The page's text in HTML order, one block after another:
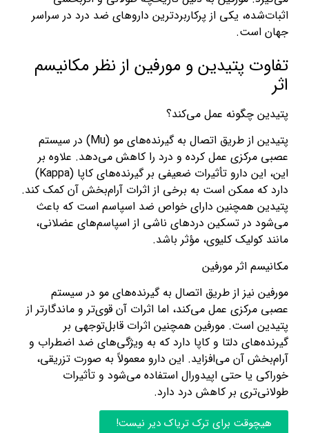
اثبات‌شده، یکی از پرکاربردترین داروهای ضد درد در سراسر
جهان است.
تفاوت پتیدین و مورفین از نظر مکانیسم
اثر
پتیدین چگونه عمل می‌کند؟
پتیدین از طریق اتصال به گیرنده‌های مو (Mu) در سیستم
عصبی مرکزی عمل کرده و درد را کاهش می‌دهد. علاوه بر
این، این دارو تأثیرات ضعیفی بر گیرنده‌های کاپا (Kappa)
دارد که ممکن است به برخی از اثرات آرام‌بخش آن کمک کند.
پتیدین همچنین دارای خواص ضد اسپاسم است که باعث
می‌شود در تسکین دردهای ناشی از اسپاسم‌های عضلانی،
مانند کولیک کلیوی، مؤثر باشد.
مکانیسم اثر مورفین
مورفین نیز از طریق اتصال به گیرنده‌های مو در سیستم
عصبی مرکزی عمل می‌کند، اما اثرات آن قوی‌تر و ماندگارتر از
پتیدین است. مورفین همچنین اثرات قابل‌توجهی بر
گیرنده‌های دلتا و کاپا دارد که به ویژگی‌های ضد اضطراب و
آرام‌بخش آن می‌افزاید. این دارو معمولاً به صورت تزریقی،
خوراکی یا حتی اپیدورال استفاده می‌شود و تأثیرات
طولانی‌تری بر کاهش درد دارد.
هیچوقت برای ترک تریاک دیر نیست!